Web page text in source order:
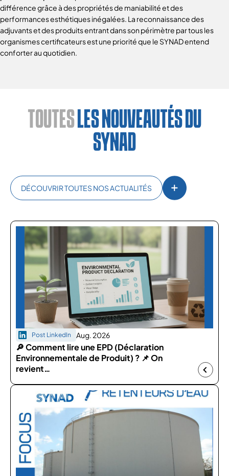
différence grâce à des propriétés de maniabilité et des
performances esthétiques inégalées. La reconnaissance des
adjuvants et des produits entrant dans son périmètre par tous les
organismes certificateurs est une priorité que le SYNAD entend
conforter au quotidien.
TOUTES LES NOUVEAUTÉS DU
SYNAD
DÉCOUVRIR TOUTES NOS ACTUALITÉS
Post LinkedIn Aug. 2026
🔎 Comment lire une EPD (Déclaration
Environnementale de Produit) ? 📌 On
revient…